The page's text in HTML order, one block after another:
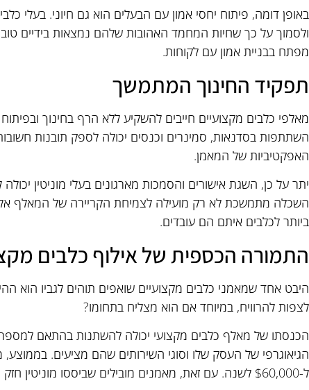
באופן דומה, פיתוח יחסי אמון עם הבעלים הוא גם חיוני. בעלי
ולסמוך על כך שחיות המחמד האהובות שלהם נמצאות בידיים
מפתח בבניית אמון עם לקוחות.
תפקיד החינוך המתמשך
מאלפי כלבים מקצועיים חייבים להשקיע ללא הרף בחינוך
השתתפות בסדנאות, סמינרים וכנסים יכולה לספק תובנות
האפקטיביות של המאמן.
יתר על כן, השגת אישורים והסמכות מארגונים בעלי מוניטין
השכלה מתמשכת לא רק מועילה לצמיחת הקריירה של המאלף
ביותר לכלבים איתם הם עובדים.
התמורה הכספית של אילוף כלבים
היבט אחד שמאמני כלבים מקצועיים שואפים תוהים לגביו הוא
לצפות להרוויח, במיוחד אם הוא מצליח בתחומו?
הכנסתו של מאלף כלבים מקצועי יכולה להשתנות בהתאם למספר
ל-$60,000 לשנה. עם זאת, מאמנים מובילים שביססו מוניטין חזק וקהל לקוחות יכולים להרוויח הרבה יותר.